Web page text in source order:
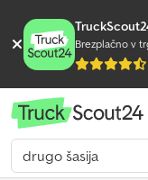
Brezplačno v